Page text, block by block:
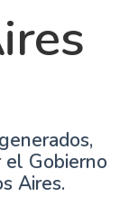
el Gobierno
Aires.